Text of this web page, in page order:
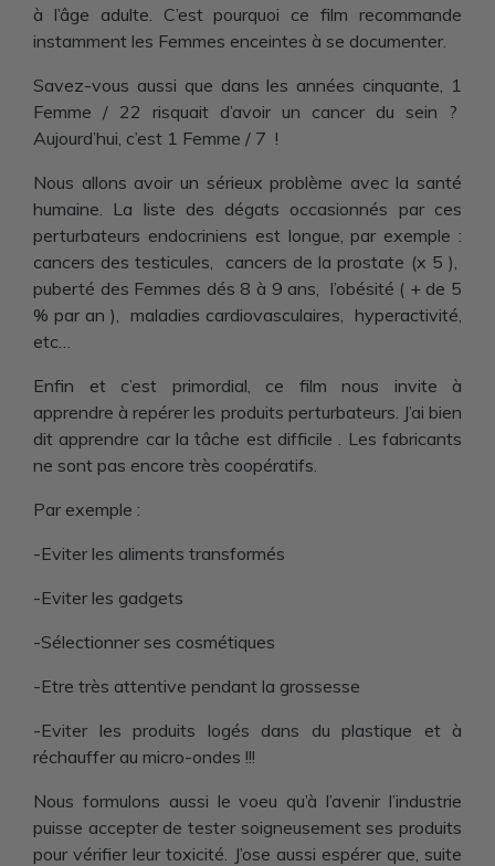
à l’âge adulte. C’est pourquoi ce film recommande
instamment les Femmes enceintes à se documenter.
Savez-vous aussi que dans les années cinquante, 1
Femme / 22 risquait d’avoir un cancer du sein ?
Aujourd’hui, c’est 1 Femme / 7 !
Nous allons avoir un sérieux problème avec la santé
humaine. La liste des dégats occasionnés par ces
perturbateurs endocriniens est longue, par exemple :
cancers des testicules, cancers de la prostate (x 5 ),
puberté des Femmes dés 8 à 9 ans, l’obésité ( + de 5
% par an ), maladies cardiovasculaires, hyperactivité,
etc…
Enfin et c’est primordial, ce film nous invite à
apprendre à repérer les produits perturbateurs. J’ai bien
dit apprendre car la tâche est difficile . Les fabricants
ne sont pas encore très coopératifs.
Par exemple :
-Eviter les aliments transformés
-Eviter les gadgets
-Sélectionner ses cosmétiques
-Etre très attentive pendant la grossesse
-Eviter les produits logés dans du plastique et à
réchauffer au micro-ondes !!!
Nous formulons aussi le voeu qu’à l’avenir l’industrie
puisse accepter de tester soigneusement ses produits
pour vérifier leur toxicité. J’ose aussi espérer que, suite